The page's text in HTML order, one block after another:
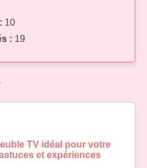
10
: 19
TV idéal pour votre
et expériences